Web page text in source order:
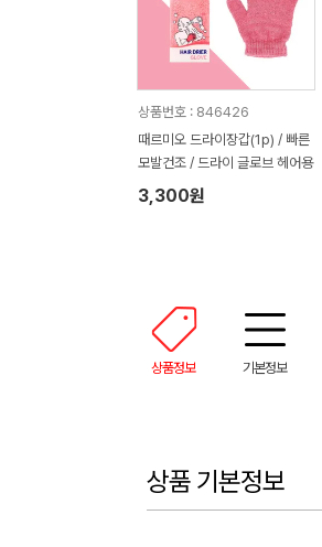
상품번호 : 846426
때르미오 드라이장갑(1p) / 빠른
모발건조 / 드라이 글로브 헤어용
3,300원
상품정보 기본정보
상품 기본정보